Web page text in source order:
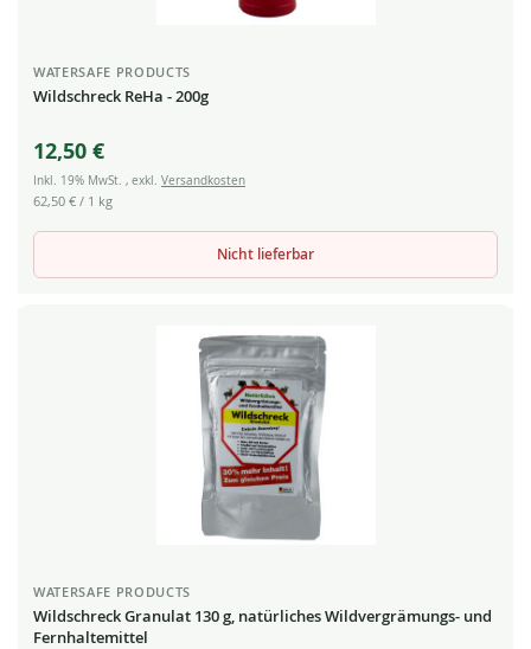
WATERSAFE PRODUCTS
Wildschreck ReHa - 200g
12,50 €
Inkl. 19% MwSt. , exkl. Versandkosten
62,50 € / 1 kg
Nicht lieferbar
WATERSAFE PRODUCTS
Wildschreck Granulat 130 g, natürliches Wildvergrämungs- und
Fernhaltemittel